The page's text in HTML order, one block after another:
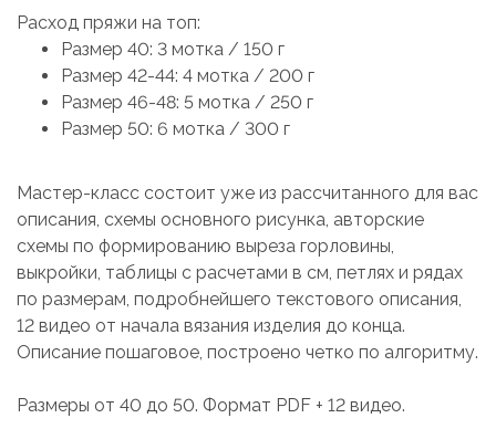
Расход пряжи на топ:
Размер 40: 3 мотка / 150 г
Размер 42-44: 4 мотка / 200 г
Размер 46-48: 5 мотка / 250 г
Размер 50: 6 мотка / 300 г
Мастер-класс состоит уже из рассчитанного для вас
описания, схемы основного рисунка, авторские
схемы по формированию выреза горловины,
выкройки, таблицы с расчетами в см, петлях и рядах
по размерам, подробнейшего текстового описания,
12 видео от начала вязания изделия до конца.
Описание пошаговое, построено четко по алгоритму.
Размеры от 40 до 50. Формат PDF + 12 видео.